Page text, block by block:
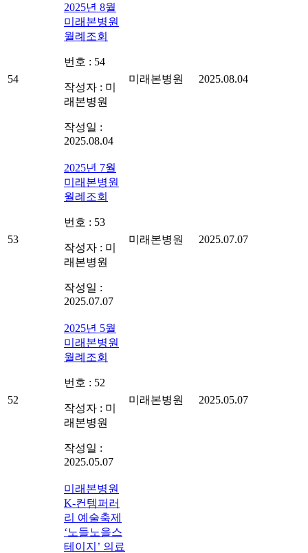
54
2025년 8월
미래본병원
월례조회
번호 : 54
작성자 : 미
래본병원
작성일 :
2025.08.04
미래본병원 2025.08.04
53
2025년 7월
미래본병원
월례조회
번호 : 53
작성자 : 미
래본병원
작성일 :
2025.07.07
미래본병원 2025.07.07
52
2025년 5월
미래본병원
월례조회
번호 : 52
작성자 : 미
래본병원
작성일 :
2025.05.07
미래본병원 2025.05.07
미래본병원
K-컨템퍼러
리 예술축제
‘노들노을스
테이지’ 의료